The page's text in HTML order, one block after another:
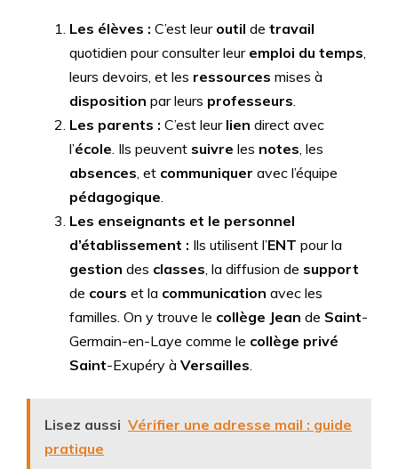
Les élèves : C’est leur outil de travail
quotidien pour consulter leur emploi du temps,
leurs devoirs, et les ressources mises à
disposition par leurs professeurs.
Les parents : C’est leur lien direct avec
l’école. Ils peuvent suivre les notes, les
absences, et communiquer avec l’équipe
pédagogique.
Les enseignants et le personnel
d’établissement : Ils utilisent l’ENT pour la
gestion des classes, la diffusion de support
de cours et la communication avec les
familles. On y trouve le collège Jean de Saint-
Germain-en-Laye comme le collège privé
Saint-Exupéry à Versailles.
Lisez aussi Vérifier une adresse mail : guide
pratique